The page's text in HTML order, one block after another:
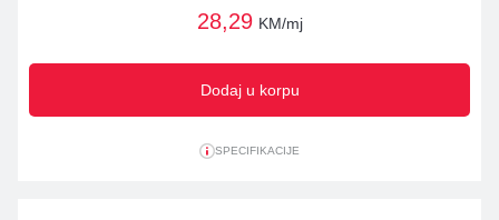
28,29 KM/mj
Dodaj u korpu
SPECIFIKACIJE